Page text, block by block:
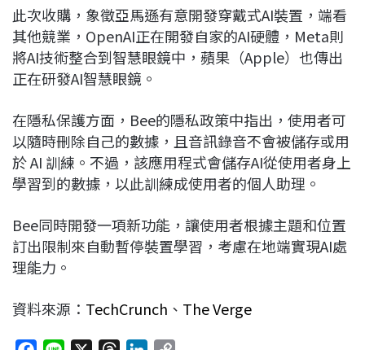
此次收購，象徵亞馬遜有意開發穿戴式AI裝置，端看
其他競業，OpenAI正在開發自家的AI硬體，Meta則
將AI技術整合到智慧眼鏡中，蘋果（Apple）也傳出
正在研發AI智慧眼鏡。
在隱私保護方面，Bee的隱私政策中指出，使用者可
以隨時刪除自己的數據，且音訊錄音不會被儲存或用
於 AI 訓練。不過，該應用程式會儲存AI從使用者身上
學習到的數據，以此訓練成使用者的個人助理。
Bee同時開發一項新功能，讓使用者根據主題和位置
訂出限制來自動暫停裝置學習，考慮在地端實現AI處
理能力。
資料來源： TechCrunch 、 The Verge